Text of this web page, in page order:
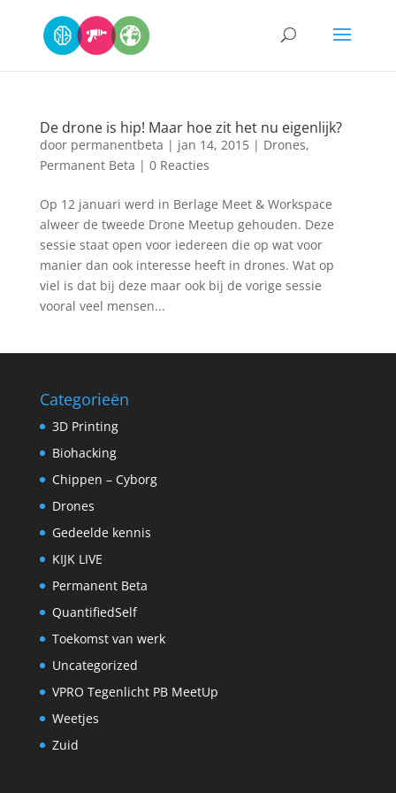
De drone is hip! Maar hoe zit het nu eigenlijk?
door permanentbeta | jan 14, 2015| Drones,
Permanent Beta | 0 Reacties
Op 12 januari werd in Berlage Meet & Workspace
alweer de tweede Drone Meetup gehouden. Deze
sessie staat open voor iedereen die op wat voor
manier dan ook interesse heeft in drones. Wat op
viel is dat bij deze maar ook bij de vorige sessie
vooral veel mensen...
Categorieën
3D Printing
Biohacking
Chippen – Cyborg
Drones
Gedeelde kennis
KIJK LIVE
Permanent Beta
QuantifiedSelf
Toekomst van werk
Uncategorized
VPRO Tegenlicht PB MeetUp
Weetjes
Zuid